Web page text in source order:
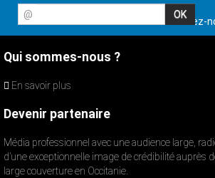
@
Suivez-
Qui sommes-nous ?
En savoir plus
Devenir partenaire
Média professionnel avec une audience large,
d’une exceptionnelle image de crédibilité auprès
large couverture en Occitanie.